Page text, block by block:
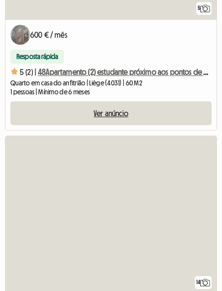
5
600 € / mês
Resposta rápida
5 (2) | 48Apartamento (2) estudante próximo aos pontos de ônibus 48-25
Quarto em casa do anfitrião | Liège (4031) | 60 M2
1 pessoas | Mínimo de 6 meses
Ver anúncio
14